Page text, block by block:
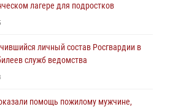
лагере для подростков
личный состав Росгвардии в
служб ведомства
помощь пожилому мужчине,